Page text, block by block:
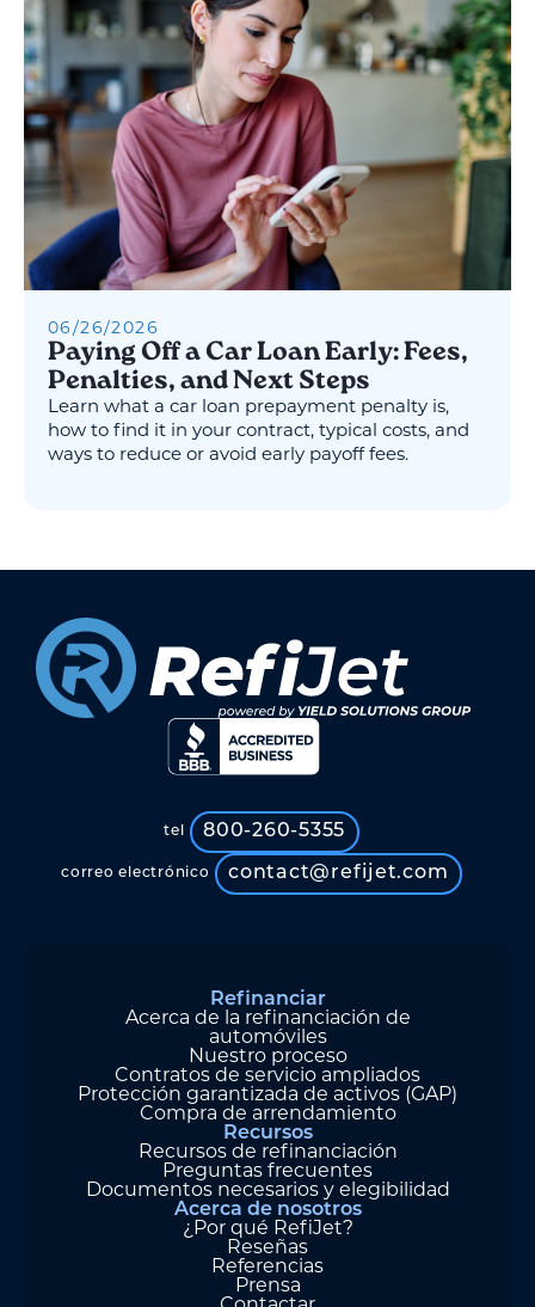
06 /26/2026
Paying Off a Car Loan Early: Fees,
Penalties, and Next Steps
Learn what a car loan prepayment penalty is,
how to find it in your contract, typical costs, and
ways to reduce or avoid early payoff fees.
tel 800-260-5355
correo electrónico contact@refijet.com
Refinanciar
Acerca de la refinanciación de
automóviles
Nuestro proceso
Contratos de servicio ampliados
Protección garantizada de activos (GAP)
Compra de arrendamiento
Recursos
Recursos de refinanciación
Preguntas frecuentes
Documentos necesarios y elegibilidad
Acerca de nosotros
¿Por qué RefiJet?
Reseñas
Referencias
Prensa